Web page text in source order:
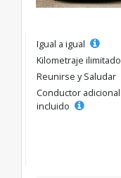
Igual a igual
Kilometraje ilimitado
Reunirse y Saludar
Conductor adicional
incluido